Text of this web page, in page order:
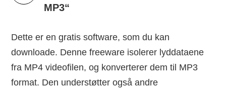
MP3“
Dette er en gratis software, som du kan
downloade. Denne freeware isolerer lyddataene
fra MP4 videofilen, og konverterer dem til MP3
format. Den understøtter også andre